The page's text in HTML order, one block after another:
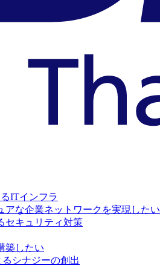
ITインフラ
アな企業ネットワークを実現したい
セキュリティ対策
築したい
シナジーの創出